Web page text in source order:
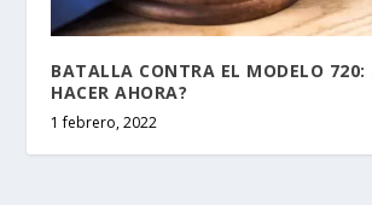
BATALLA CONTRA EL MODELO 720:
HACER AHORA?
1 febrero, 2022